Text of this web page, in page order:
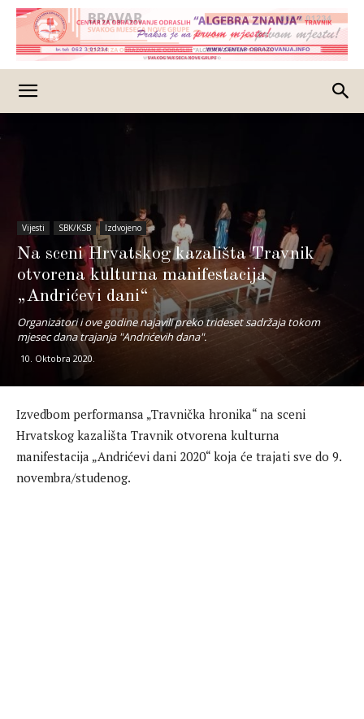
Vijesti SBK/KSB Izdvojeno
Na sceni Hrvatskog kazališta Travnik
otvorena kulturna manifestacija
„Andrićevi dani“
Organizatori i ove godine najavili preko trideset sadržaja tokom
mjesec dana trajanja "Andrićevih dana".
10. Oktobra 2020.
Izvedbom performansa „Travnička hronika“ na sceni
Hrvatskog kazališta Travnik otvorena kulturna
manifestacija „Andrićevi dani 2020“ koja će trajati sve do 9.
novembra/studenog.